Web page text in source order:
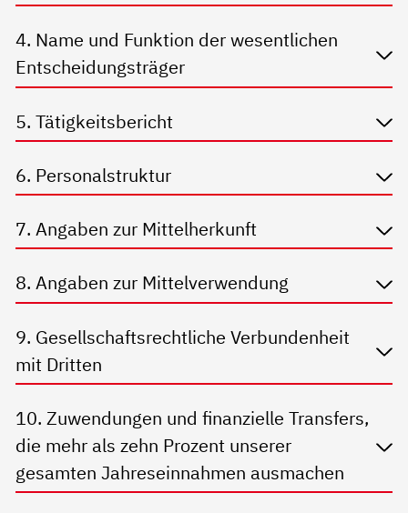
4. Name und Funktion der wesentlichen
Entscheidungsträger
5. Tätigkeitsbericht
6. Personalstruktur
7. Angaben zur Mittelherkunft
8. Angaben zur Mittelverwendung
9. Gesellschaftsrechtliche Verbundenheit
mit Dritten
10. Zuwendungen und finanzielle Transfers,
die mehr als zehn Prozent unserer
gesamten Jahreseinnahmen ausmachen